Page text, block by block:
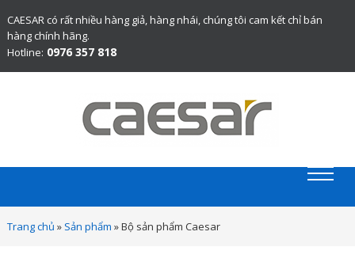
CAESAR có rất nhiều hàng giả, hàng nhái, chúng tôi cam kết chỉ bán
hàng chính hãng.
Hotline: 0976 357 818
Trang chủ » Sản phẩm »Bộ sản phẩm Caesar